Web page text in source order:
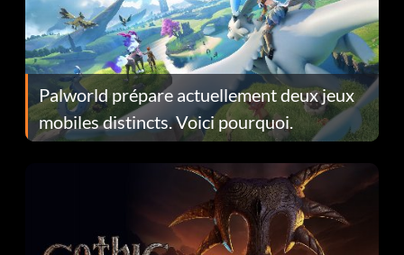
Palworld prépare actuellement deux jeux
mobiles distincts. Voici pourquoi.